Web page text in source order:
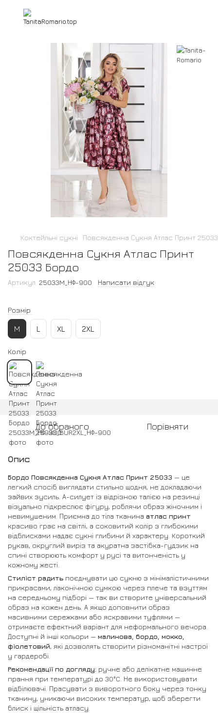
Коктейльні сукні Повсякденна Сукня Атлас Принт
Повсякденна Сукня Атлас Принт
25033 Бордо
Артикул: 25033M_НФ-900 Написати відгук
Розмір
M L XL 2XL
Колір
До обраного Порівняти
Опис
Бордо Повсякденна Сукня Атлас Принт 25033 — це
легкий спосіб виглядати стильно щодня, не докладаючи
зайвих зусиль. А-силует із відрізною талією на резинці
візуально підкреслює фігуру, роблячи образ жіночним і
невимушеним. Приємна до тіла тканина атлас принт
красиво грає на світлі, а соковитий колір з глибокими
відблисками надає сукні глибини й характеру. Короткий
рукав, округлий виріз та акуратна застібка-гудзик на
спині створюють комфорт у русі та витонченість у
кожному жесті.
Стиліст радить поєднувати цю сукню з мінімалістичними
прикрасами, лаконічною сумкою через плече та взуттям
на середньому підборі — так ви створите універсальний
образ на кожен день. А якщо доповнити образ
масивними сережками або яскравими туфлями —
отримаєте ефектний варіант для неформального вечора.
Доступні й інші кольори — малинова, бордо, мокко,
фіолетовий, які дозволять створити різноманітні настрої
у гардеробі.
Рекомендації по догляду: ручне або делікатне машинне
прання при температурі до 30°C. Не використовувати
відбілювачі. Прасувати з виворотного боку через тонку
тканину, уникаючи високих температур, щоб зберегти
блиск і щільність атласу.